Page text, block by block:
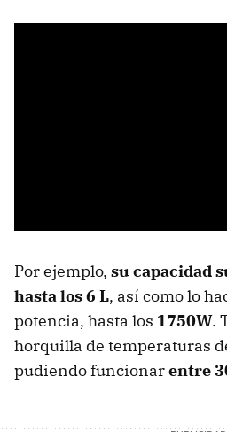
Por ejemplo, su capacidad
hasta los 6 L, así como lo
potencia, hasta los 1750W.
horquilla de temperaturas
pudiendo funcionarentre